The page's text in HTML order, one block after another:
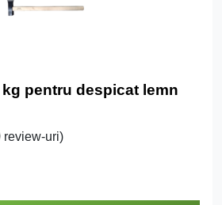
pentru despicat lemn
review-uri)